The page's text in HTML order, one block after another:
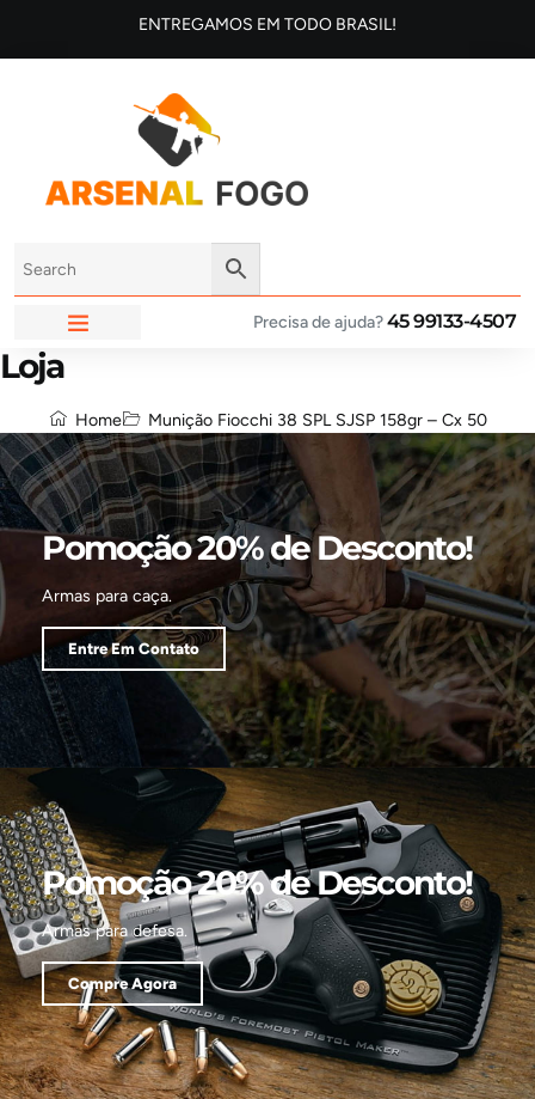
ENTREGAMOS EM TODO BRASIL!
Precisa de ajuda?45 99133-4507
Loja
Home Munição Fiocchi 38 SPL SJSP 158gr – Cx 50
Pomoção 20% de Desconto!
Armas para caça.
Entre Em Contato
Pomoção 20% de Desconto!
Armas para defesa.
Compre Agora